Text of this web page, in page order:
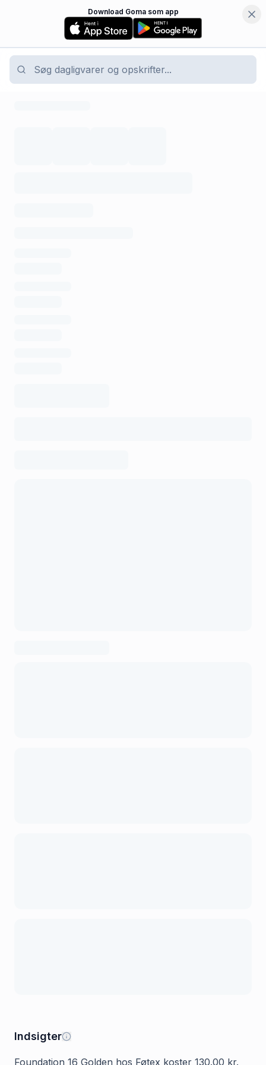
Download Goma som app
Indsigter
Foundation 16 Golden hos Føtex koster 130.00 kr.